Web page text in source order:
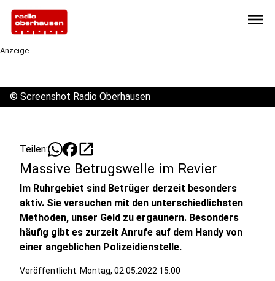
menu
Anzeige
© Screenshot Radio Oberhausen
Teilen: open_in_new
Massive Betrugswelle im Revier
Im Ruhrgebiet sind Betrüger derzeit besonders
aktiv. Sie versuchen mit den unterschiedlichsten
Methoden, unser Geld zu ergaunern. Besonders
häufig gibt es zurzeit Anrufe auf dem Handy von
einer angeblichen Polizeidienstelle.
Veröffentlicht: Montag, 02.05.2022 15:00